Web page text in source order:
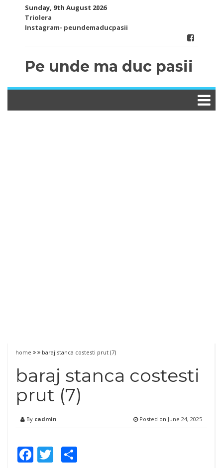
Sunday, 9th August 2026
Triolera
Instagram- peundemaducpasii
Pe unde ma duc pasii
home baraj stanca costesti prut (7)
baraj stanca costesti
prut (7)
By cadmin Posted on June 24, 2025
Facebook
Twitter